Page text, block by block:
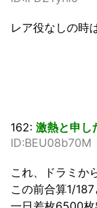
レア役なしの時
162: 激熱と申し
ID:BEU08b70M
これ、ドラミか
この前合算1/